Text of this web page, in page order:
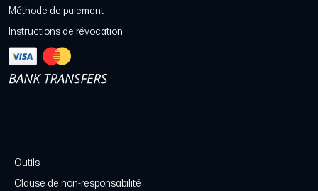
Méthode de paiement
Instructions de révocation
Outils
Clause de non-responsabilité